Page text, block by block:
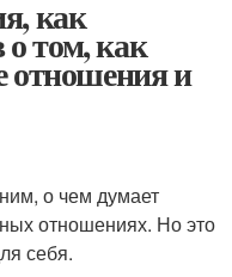
как
о том, как
отношения и
о чем думает
отношениях. Но это
себя.